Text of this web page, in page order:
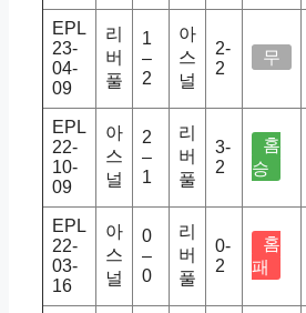
EPL
23-
04-
09
리
버
풀
1
–
2
아
스
널
2-
2
무
EPL
22-
10-
09
아
스
널
2
–
1
리
버
풀
3-
2
홈
승
EPL
22-
03-
16
아
스
널
0
–
0
리
버
풀
0-
2
홈
패